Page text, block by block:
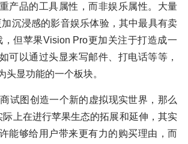
产品的工具属性，而非娱乐属性。大量
沉浸感的影音娱乐体验，其中最具有卖
，但苹果Vision Pro更加关注于打造成一
可以通过头显来写邮件、打电话等等，
头显功能的一个板块。
试图创造一个新的虚拟现实世界，那么
上在进行苹果生态的拓展和延伸，其实
能够给用户带来更有力的购买理由，而